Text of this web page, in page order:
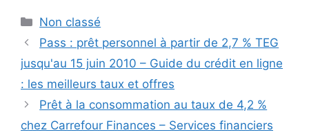
Catégories
Non classé
Pass : prêt personnel à partir de 2,7 % TEG
jusqu'au 15 juin 2010 – Guide du crédit en ligne
: les meilleurs taux et offres
Prêt à la consommation au taux de 4,2 %
chez Carrefour Finances – Services financiers